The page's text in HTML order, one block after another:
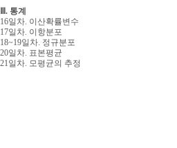
Ⅲ. 통계
16일차. 이산확률변수
17일차. 이항분포
18~19일차. 정규분포
20일차. 표본평균
21일차. 모평균의 추정